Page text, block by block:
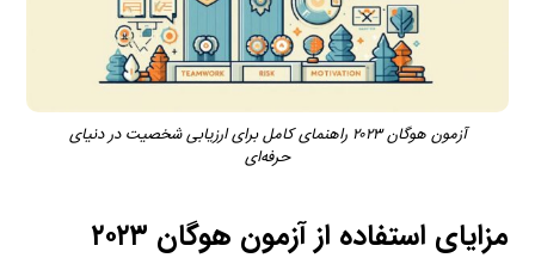
آزمون هوگان ۲۰۲۳ راهنمای کامل برای ارزیابی شخصیت در دنیای
حرفه‌ای
مزایای استفاده از آزمون هوگان ۲۰۲۳